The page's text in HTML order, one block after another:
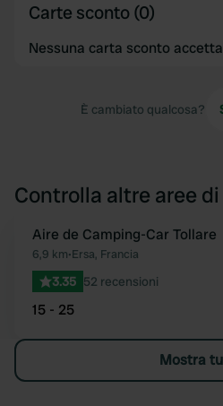
Carte sconto (0)
Nessuna carta sconto
È cambiato qualcosa?
Controlla altre aree
Aire de Camping-Car Tollare
6,9 km•Ersa, Francia
3.35 52 recensioni
15 - 25
Mostra